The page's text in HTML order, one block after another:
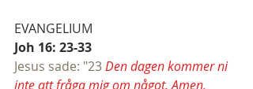
EVANGELIUM
Joh 16: 23-33
Jesus sade: "23 Den dagen kommer ni
inte att fråga mig om något. Amen,